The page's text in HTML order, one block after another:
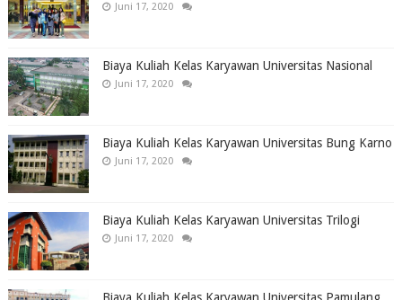
Juni 17, 2020
Biaya Kuliah Kelas Karyawan Universitas Nasional
Juni 17, 2020
Biaya Kuliah Kelas Karyawan Universitas Bung Karno
Juni 17, 2020
Biaya Kuliah Kelas Karyawan Universitas Trilogi
Juni 17, 2020